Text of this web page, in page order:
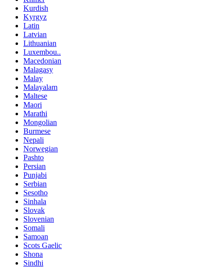
Kurdish
Kyrgyz
Latin
Latvian
Lithuanian
Luxembou..
Macedonian
Malagasy
Malay
Malayalam
Maltese
Maori
Marathi
Mongolian
Burmese
Nepali
Norwegian
Pashto
Persian
Punjabi
Serbian
Sesotho
Sinhala
Slovak
Slovenian
Somali
Samoan
Scots Gaelic
Shona
Sindhi